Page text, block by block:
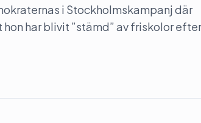
i Stockholmskampanj där
har blivit ”stämd” av friskolor